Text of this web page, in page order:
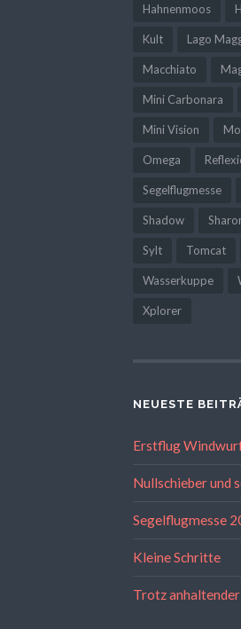
Hahnenmoos
Kult Lago
Macchiato
Mini Carbonara
Mini Vision
Omega
Segelflugmesse
Shadow
Sylt Tomcat
Wasserkuppe
Xplorer
NEUESTE
Erstflug
Nullschieber und
Segelflugmesse
Kleine Schritte
Trotz